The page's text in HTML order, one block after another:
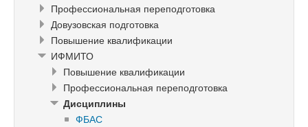
Профессиональная переподготовка
Довузовская подготовка
Повышение квалификации
ИФМИТО
Повышение квалификации
Профессиональная переподготовка
Дисциплины
ФБАС